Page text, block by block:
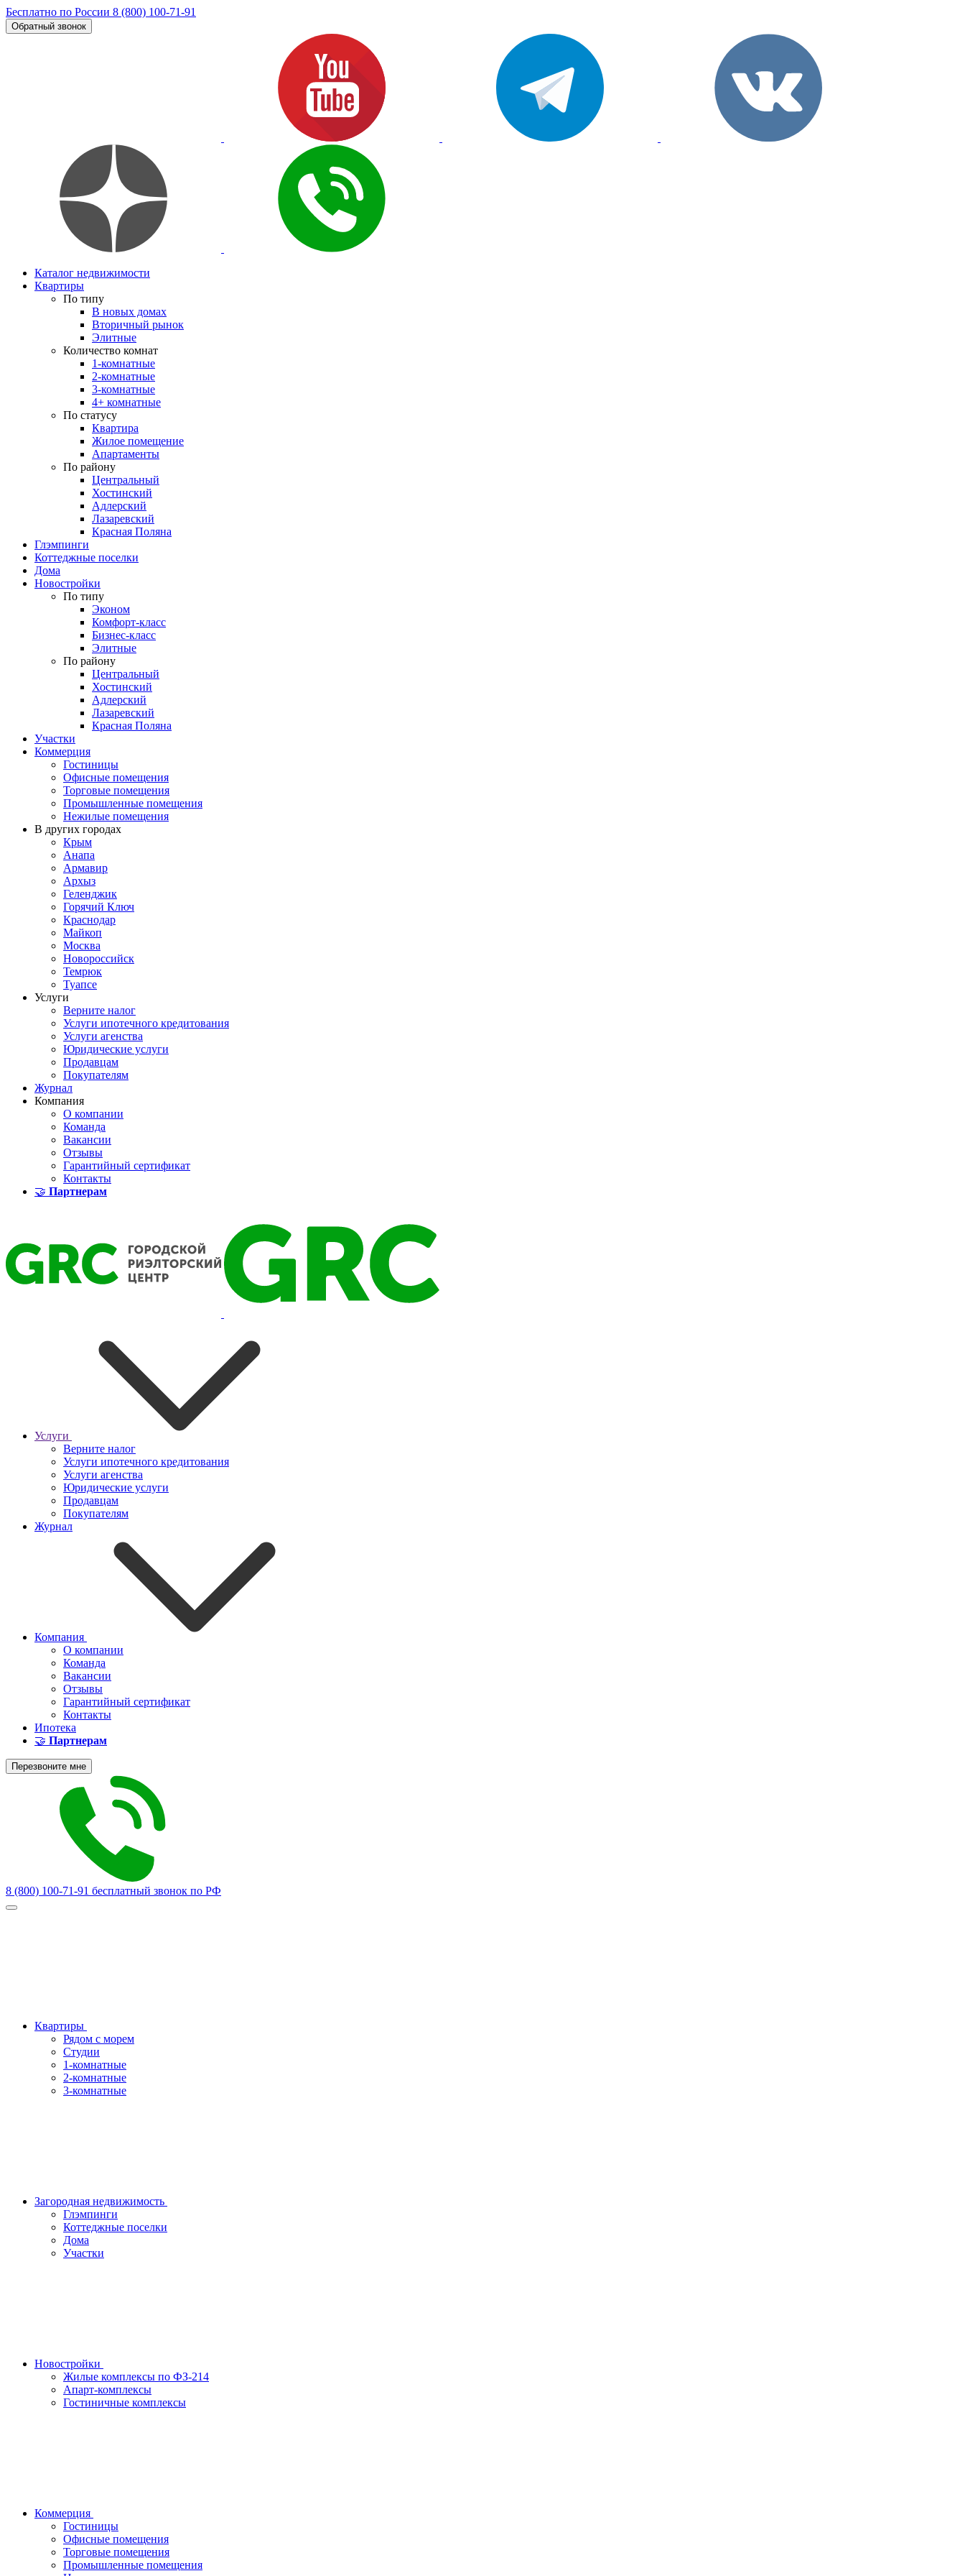
Бесплатно по России 8 (800) 100-71-91
Обратный звонок
Каталог недвижимости
Квартиры
По типу
В новых домах
Вторичный рынок
Элитные
Количество комнат
1-комнатные
2-комнатные
3-комнатные
4+ комнатные
По статусу
Квартира
Жилое помещение
Апартаменты
По району
Центральный
Хостинский
Адлерский
Лазаревский
Красная Поляна
Глэмпинги
Коттеджные поселки
Дома
Новостройки
По типу
Эконом
Комфорт-класс
Бизнес-класс
Элитные
По району
Центральный
Хостинский
Адлерский
Лазаревский
Красная Поляна
Участки
Коммерция
Гостиницы
Офисные помещения
Торговые помещения
Промышленные помещения
Нежилые помещения
В других городах
Крым
Анапа
Армавир
Архыз
Геленджик
Горячий Ключ
Краснодар
Майкоп
Москва
Новороссийск
Темрюк
Туапсе
Услуги
Верните налог
Услуги ипотечного кредитования
Услуги агенства
Юридические услуги
Продавцам
Покупателям
Журнал
Компания
О компании
Команда
Вакансии
Отзывы
Гарантийный сертификат
Контакты
🤝 Партнерам
Услуги
Верните налог
Услуги ипотечного кредитования
Услуги агенства
Юридические услуги
Продавцам
Покупателям
Журнал
Компания
О компании
Команда
Вакансии
Отзывы
Гарантийный сертификат
Контакты
Ипотека
🤝 Партнерам
Перезвоните мне
8 (800) 100-71-91 бесплатный звонок по РФ
Квартиры
Рядом с морем
Студии
1-комнатные
2-комнатные
3-комнатные
Загородная недвижимость
Глэмпинги
Коттеджные поселки
Дома
Участки
Новостройки
Жилые комплексы по ФЗ-214
Апарт-комплексы
Гостиничные комплексы
Коммерция
Гостиницы
Офисные помещения
Торговые помещения
Промышленные помещения